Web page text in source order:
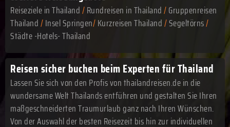
Reiseziele in Thailand/Rundreisen in Thailand/Gruppenreisen
Thailand/Insel Springen/Kurzreisen Thailand/Segeltörns/
Städte -Hotels- Thailand
Reisen sicher buchen beim Experten für Thailand
Lassen Sie sich von den Profis von thailandreisen.de in die
wundersame Welt Thailands entführen und gestalten Sie Ihren
maßgeschneiderten Traumurlaub ganz nach Ihren Wünschen.
Von der Auswahl der besten Reisezeit bis hin zur individuellen